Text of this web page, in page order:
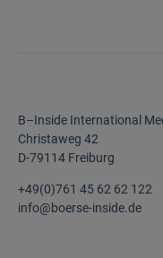
B–Inside International
Christaweg 42
D-79114 Freiburg
+49(0)761 45 62 62 122
info@boerse-inside.de